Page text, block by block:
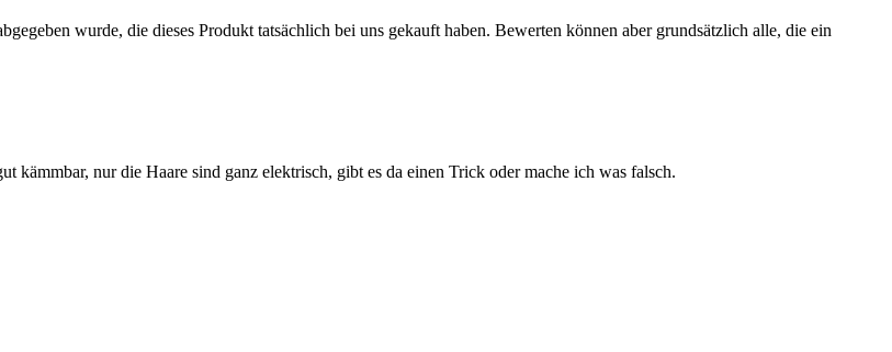
wurde, die dieses Produkt tatsächlich bei uns gekauft haben. Bewerten können aber grundsätzlich alle, die ein
kämmbar, nur die Haare sind ganz elektrisch, gibt es da einen Trick oder mache ich was falsch.